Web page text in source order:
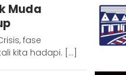
Muda
fase
kita hadapi. […]